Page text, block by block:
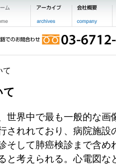
て
て
世界中で最も一般的な画
されれており、病院施設
そして肺癌検診まで含め
と考えられる。心電図な